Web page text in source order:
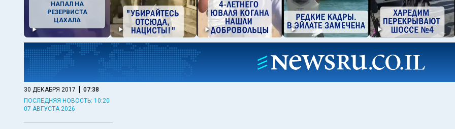
НАПАЛ НА
РЕЗЕРВИСТА
ЦАХАЛА
30 ДЕКАБРЯ 2017 | 07:38
ПОСЛЕДНЯЯ НОВОСТЬ: 10:20
07 АВГУСТА 2026